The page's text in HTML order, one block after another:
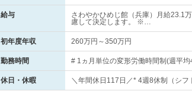
給与
さわやかひめじ館（兵庫）月給23.1
慮して決定します。 ※…
初年度年収 260万円～350万円
勤務時間 # 1ヵ月単位の変形労働時間制(週平
休日・休暇 ＼年間休日117日／* 4週8休制（シ